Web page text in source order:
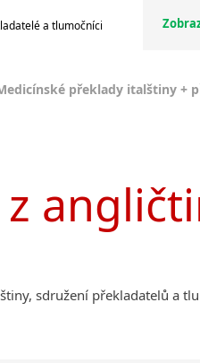
a tlumočníci
překlady italštiny +
sdružení překladatelů a